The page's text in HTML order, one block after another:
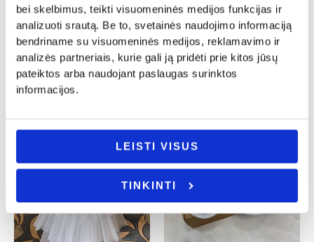
bei skelbimus, teikti visuomeninės medijos funkcijas ir
analizuoti srautą. Be to, svetainės naudojimo informaciją
bendriname su visuomeninės medijos, reklamavimo ir
analizės partneriais, kurie gali ją pridėti prie kitos jūsų
pateiktos arba naudojant paslaugas surinktos
informacijos.
LEISTI VISUS
TINKINTI
- PASIRINKITE
VARIANTĄ
- PASIRINKITE
VARIANTĄ